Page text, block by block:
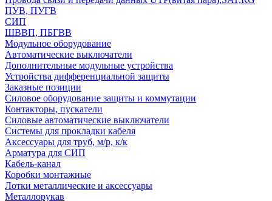
ПУВ, ПУГВ
СИП
ШВВП, ПБГВВ
Модульное оборудование
Автоматические выключатели
Дополнительные модульные устройства
Устройства дифференциальной защиты
Заказные позиции
Силовое оборудование защиты и коммутации
Контакторы, пускатели
Силовые автоматические выключатели
Системы для прокладки кабеля
Аксессуары для труб, м/р, к/к
Арматура для СИП
Кабель-канал
Коробки монтажные
Лотки металлические и аксессуары
Металлорукав